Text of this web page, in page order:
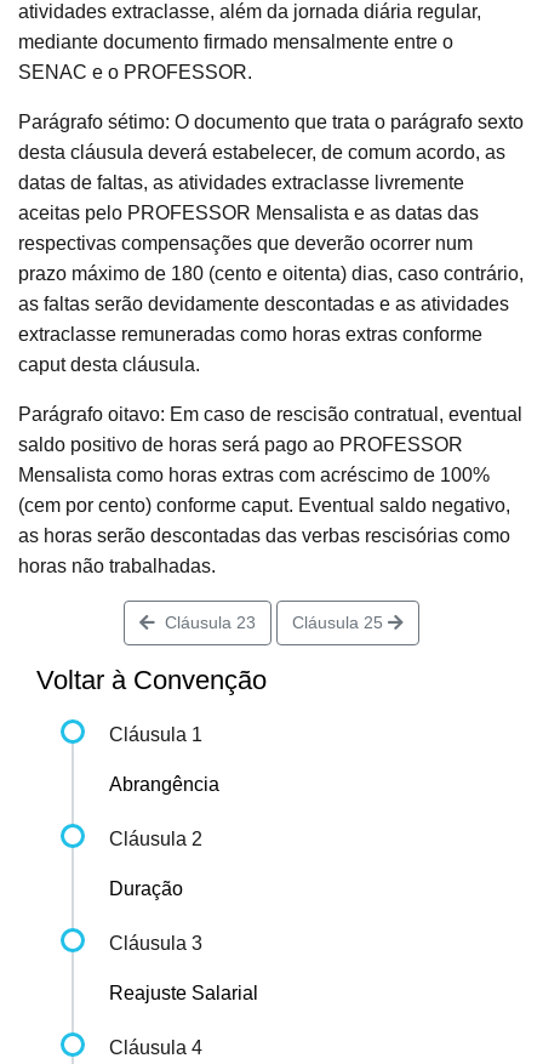
atividades extraclasse, além da jornada diária regular,
mediante documento firmado mensalmente entre o
SENAC e o PROFESSOR.
Parágrafo sétimo: O documento que trata o parágrafo sexto
desta cláusula deverá estabelecer, de comum acordo, as
datas de faltas, as atividades extraclasse livremente
aceitas pelo PROFESSOR Mensalista e as datas das
respectivas compensações que deverão ocorrer num
prazo máximo de 180 (cento e oitenta) dias, caso contrário,
as faltas serão devidamente descontadas e as atividades
extraclasse remuneradas como horas extras conforme
caput desta cláusula.
Parágrafo oitavo: Em caso de rescisão contratual, eventual
saldo positivo de horas será pago ao PROFESSOR
Mensalista como horas extras com acréscimo de 100%
(cem por cento) conforme caput. Eventual saldo negativo,
as horas serão descontadas das verbas rescisórias como
horas não trabalhadas.
Cláusula 23 Cláusula 25
Voltar à Convenção
Cláusula 1
Abrangência
Cláusula 2
Duração
Cláusula 3
Reajuste Salarial
Cláusula 4